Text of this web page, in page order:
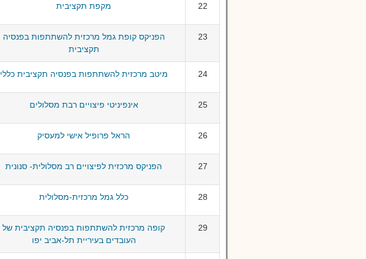
22 מקפת תקציבית
23
הפניקס קופת גמל מרכזית להשתתפות בפנסיה
תקציבית
24 מיטב מרכזית להשתתפות בפנסיה תקציבית כללי
25 אינפיניטי פיצויים רבת מסלולים
26 הראל פרופיל אישי למעסיק
27 הפניקס מרכזית לפיצויים רב מסלולית- סנונית
28 כלל גמל מרכזית-מסלולית
29
קופה מרכזית להשתתפות בפנסיה תקציבית של
העובדים בעיריית תל-אביב יפו